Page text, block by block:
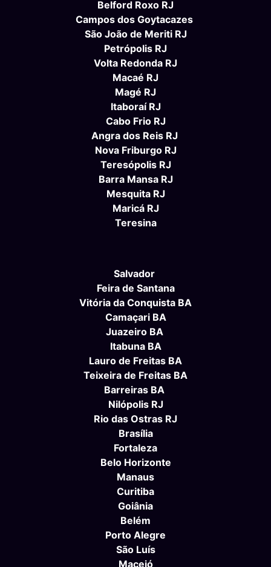
Belford Roxo RJ
Campos dos Goytacazes
São João de Meriti RJ
Petrópolis RJ
Volta Redonda RJ
Macaé RJ
Magé RJ
Itaboraí RJ
Cabo Frio RJ
Angra dos Reis RJ
Nova Friburgo RJ
Teresópolis RJ
Barra Mansa RJ
Mesquita RJ
Maricá RJ
Teresina
Salvador
Feira de Santana
Vitória da Conquista BA
Camaçari BA
Juazeiro BA
Itabuna BA
Lauro de Freitas BA
Teixeira de Freitas BA
Barreiras BA
Nilópolis RJ
Rio das Ostras RJ
Brasília
Fortaleza
Belo Horizonte
Manaus
Curitiba
Goiânia
Belém
Porto Alegre
São Luís
Maceió